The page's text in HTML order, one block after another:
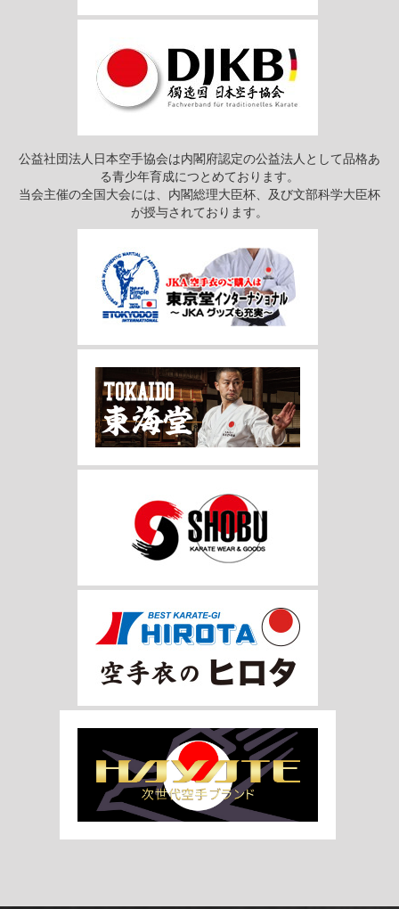
公益社団法人日本空手協会は内閣府認定の公益法人として品格あ
る青少年育成につとめております。
当会主催の全国大会には、内閣総理大臣杯、及び文部科学大臣杯
が授与されております。